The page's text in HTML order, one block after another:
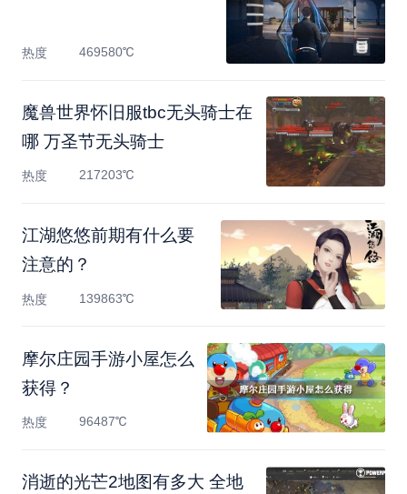
热度 469580℃
魔兽世界怀旧服tbc无头骑士在
哪 万圣节无头骑士
热度 217203℃
江湖悠悠前期有什么要
注意的？
热度 139863℃
摩尔庄园手游小屋怎么
获得？
热度 96487℃
消逝的光芒2地图有多大 全地